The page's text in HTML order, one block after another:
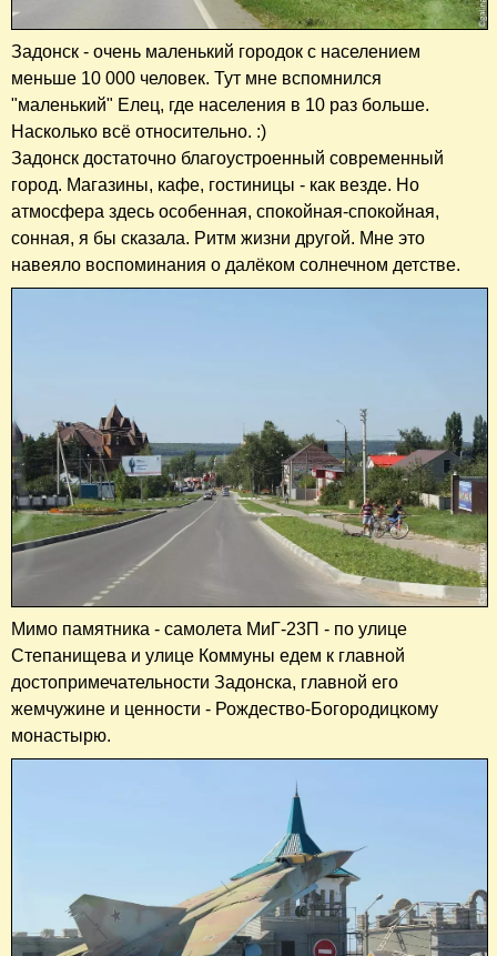
Задонск - очень маленький городок с населением
меньше 10 000 человек. Тут мне вспомнился
"маленький" Елец, где населения в 10 раз больше.
Насколько всё относительно. :)
Задонск достаточно благоустроенный современный
город. Магазины, кафе, гостиницы - как везде. Но
атмосфера здесь особенная, спокойная-спокойная,
сонная, я бы сказала. Ритм жизни другой. Мне это
навеяло воспоминания о далёком солнечном детстве.
Мимо памятника - самолета МиГ-23П - по улице
Степанищева и улице Коммуны едем к главной
достопримечательности Задонска, главной его
жемчужине и ценности - Рождество-Богородицкому
монастырю.